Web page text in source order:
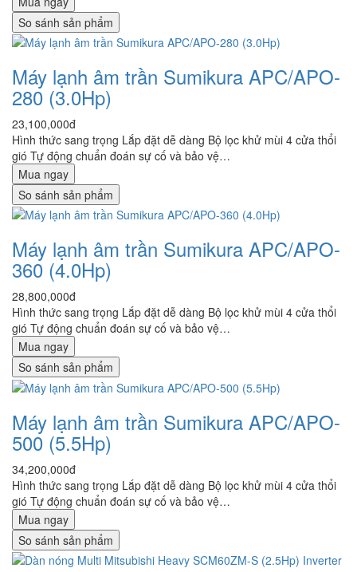
So sánh sản phẩm
Máy lạnh âm trần Sumikura APC/APO-
280 (3.0Hp)
23,100,000đ
Hình thức sang trọng Lắp đặt dễ dàng Bộ lọc khử mùi 4 cửa thổi
gió Tự động chuẩn đoán sự cố và bảo vệ…
Mua ngay
So sánh sản phẩm
Máy lạnh âm trần Sumikura APC/APO-
360 (4.0Hp)
28,800,000đ
Hình thức sang trọng Lắp đặt dễ dàng Bộ lọc khử mùi 4 cửa thổi
gió Tự động chuẩn đoán sự cố và bảo vệ…
Mua ngay
So sánh sản phẩm
Máy lạnh âm trần Sumikura APC/APO-
500 (5.5Hp)
34,200,000đ
Hình thức sang trọng Lắp đặt dễ dàng Bộ lọc khử mùi 4 cửa thổi
gió Tự động chuẩn đoán sự cố và bảo vệ…
Mua ngay
So sánh sản phẩm